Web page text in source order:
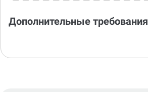
Дополнительные требования